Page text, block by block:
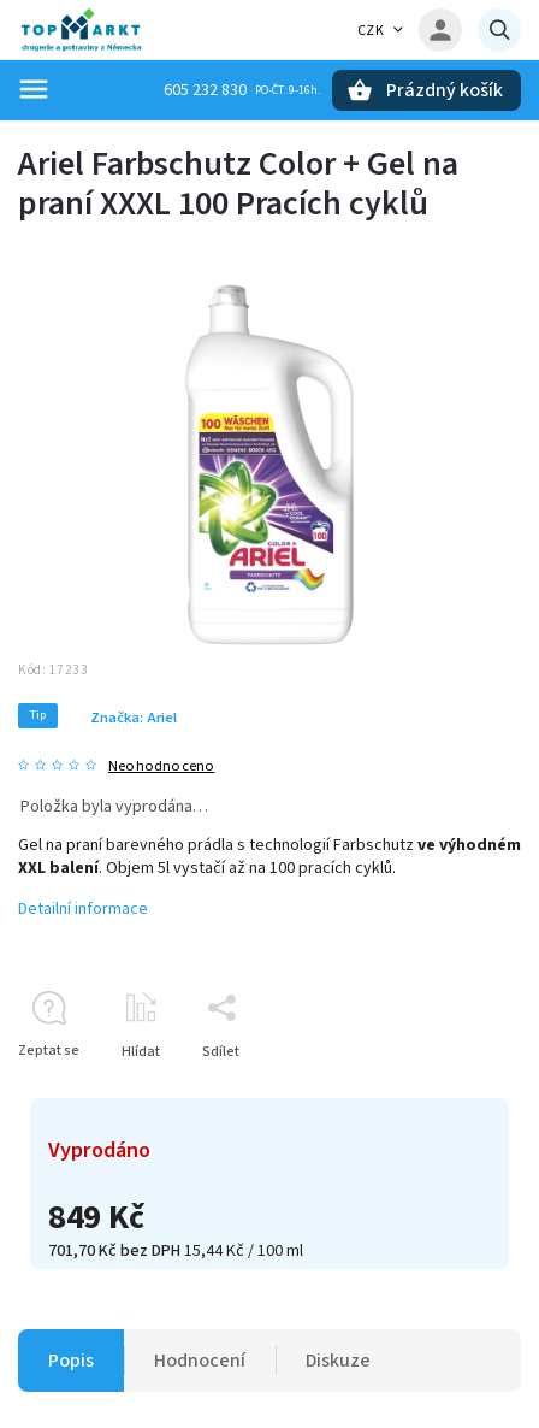
CZK
605 232 830 Prázdný košík
Ariel Farbschutz Color + Gel na
praní XXXL 100 Pracích cyklů
Kód: 17233
Tip
Neohodnoceno
Značka: Ariel
849 Kč
701,70 Kč bez DPH15,44 Kč / 100 ml
Vyprodáno
Položka byla vyprodána…
Gel na praní barevného prádla s technologií Farbschutzve výhodném
XXL balení. Objem 5l vystačí až na 100 pracích cyklů.
Detailní informace
Zeptat se Hlídat Sdílet
Popis Hodnocení Diskuze